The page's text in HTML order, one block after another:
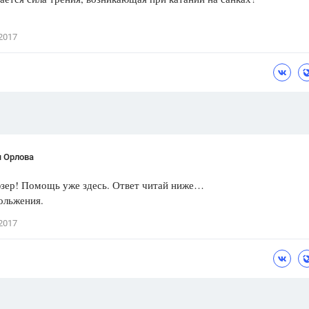
Красота,
Орлова
Помощь уже здесь. Ответ читай ниже…